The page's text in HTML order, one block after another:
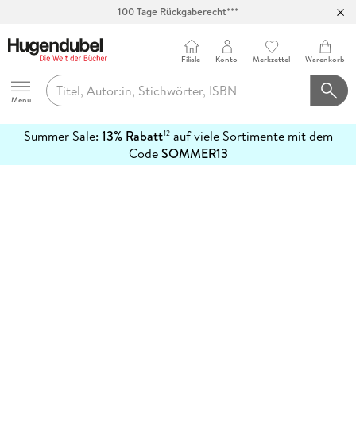
100 Tage Rückgaberecht***
Hugendubel
Menu
Filiale Konto Merkzettel Warenkorb
Summer Sale: 13% Rabatt12auf viele Sortimente mit dem
CodeSOMMER13
erfahren